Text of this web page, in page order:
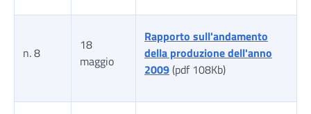
n. 8
18
maggio
Rapporto sull'andamento
della produzione dell'anno
2009(pdf 108Kb)